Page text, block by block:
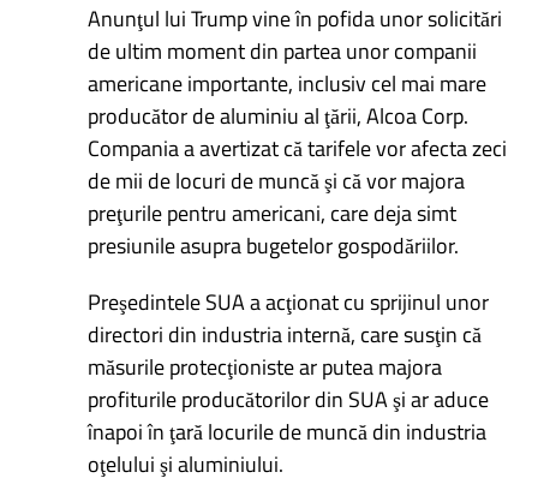
Anunţul lui Trump vine în pofida unor solicitări
de ultim moment din partea unor companii
americane importante, inclusiv cel mai mare
producător de aluminiu al ţării, Alcoa Corp.
Compania a avertizat că tarifele vor afecta zeci
de mii de locuri de muncă şi că vor majora
preţurile pentru americani, care deja simt
presiunile asupra bugetelor gospodăriilor.
Preşedintele SUA a acţionat cu sprijinul unor
directori din industria internă, care susţin că
măsurile protecţioniste ar putea majora
profiturile producătorilor din SUA şi ar aduce
înapoi în ţară locurile de muncă din industria
oţelului şi aluminiului.